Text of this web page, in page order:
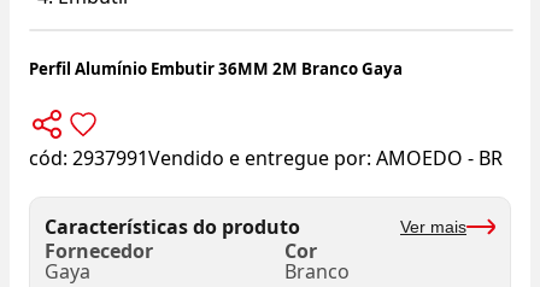
Perfil Alumínio Embutir 36MM 2M Branco Gaya
cód: 2937991Vendido e entregue por: AMOEDO - BR
Características do produto Ver mais
Fornecedor
Gaya
Cor
Branco